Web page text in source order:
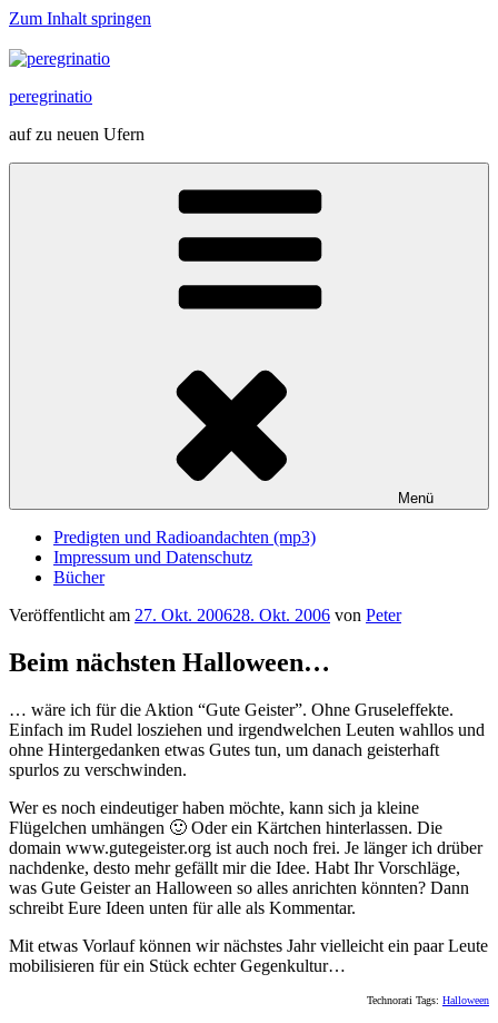
Zum Inhalt springen
peregrinatio
auf zu neuen Ufern
Menü
Predigten und Radioandachten (mp3)
Impressum und Datenschutz
Bücher
Veröffentlicht am 27. Okt. 200628. Okt. 2006 von Peter
Beim nächsten Halloween…
… wäre ich für die Aktion “Gute Geister”. Ohne Gruseleffekte.
Einfach im Rudel losziehen und irgendwelchen Leuten wahllos und
ohne Hintergedanken etwas Gutes tun, um danach geisterhaft
spurlos zu verschwinden.
Wer es noch eindeutiger haben möchte, kann sich ja kleine
Flügelchen umhängen 🙂 Oder ein Kärtchen hinterlassen. Die
domain www.gutegeister.org ist auch noch frei. Je länger ich drüber
nachdenke, desto mehr gefällt mir die Idee. Habt Ihr Vorschläge,
was Gute Geister an Halloween so alles anrichten könnten? Dann
schreibt Eure Ideen unten für alle als Kommentar.
Mit etwas Vorlauf können wir nächstes Jahr vielleicht ein paar Leute
mobilisieren für ein Stück echter Gegenkultur…
Technorati Tags: Halloween